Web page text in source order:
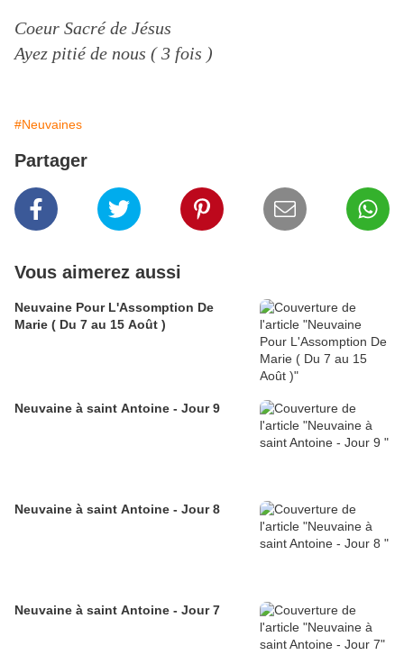
Coeur Sacré de Jésus
Ayez pitié de nous ( 3 fois )
#Neuvaines
Partager
Vous aimerez aussi
Neuvaine Pour L'Assomption De
Marie ( Du 7 au 15 Août )
Neuvaine à saint Antoine - Jour 9
Neuvaine à saint Antoine - Jour 8
Neuvaine à saint Antoine - Jour 7